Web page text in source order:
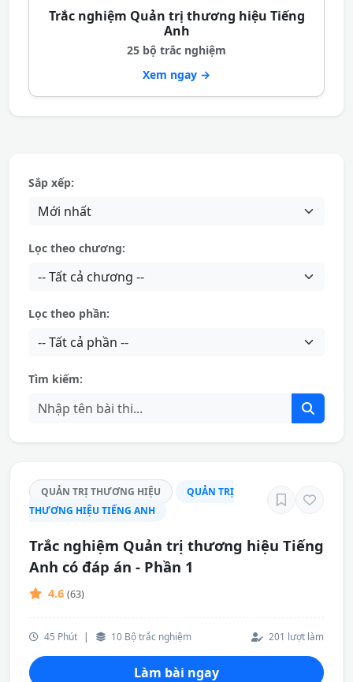
Trắc nghiệm Quản trị thương hiệu Tiếng
Anh
25 bộ trắc nghiệm
Xem ngay →
Sắp xếp:
Lọc theo chương:
Lọc theo phần:
Tìm kiếm:
QUẢN TRỊ THƯƠNG HIỆU
QUẢN TRỊ
THƯƠNG HIỆU TIẾNG ANH
Trắc nghiệm Quản trị thương hiệu Tiếng
Anh có đáp án - Phần 1
4.6 (63)
45 Phút | 10 Bộ trắc nghiệm 201 lượt làm
Làm bài ngay